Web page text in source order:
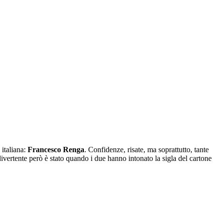
Francesco Renga. Confidenze, risate, ma soprattutto, tante
però è stato quando i due hanno intonato la sigla del cartone